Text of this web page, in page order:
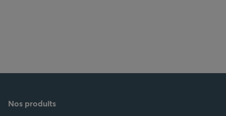
Nos produits